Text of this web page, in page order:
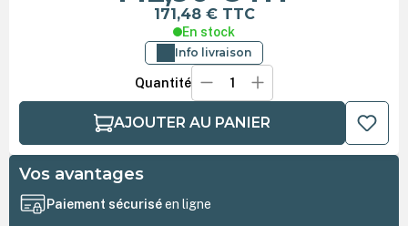
171,48 € TTC
En stock
Info livraison
Quantité
AJOUTER AU PANIER
Vos avantages
Paiement sécuriséen ligne